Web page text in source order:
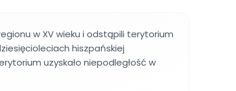
w XV wieku i odstąpili terytorium
hiszpańskiej
uzyskało niepodległość w